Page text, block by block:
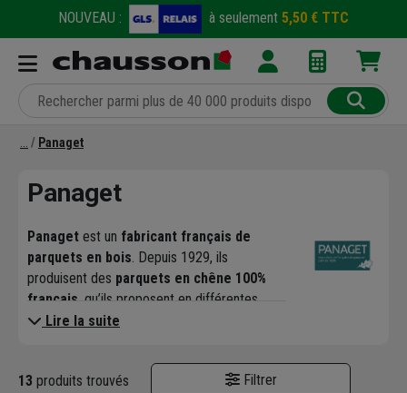
NOUVEAU : à seulement 5,50 € TTC
Panaget
Panaget
Panaget est un fabricant français de
parquets en bois. Depuis 1929, ils
produisent des parquets en chêne 100%
français , qu’ils proposent en différentes
gammes.
toutes les pièces de la maison, de la
chambre à la salle de bain en passant par le
Lire la suite
13 produits trouvés Filtrer